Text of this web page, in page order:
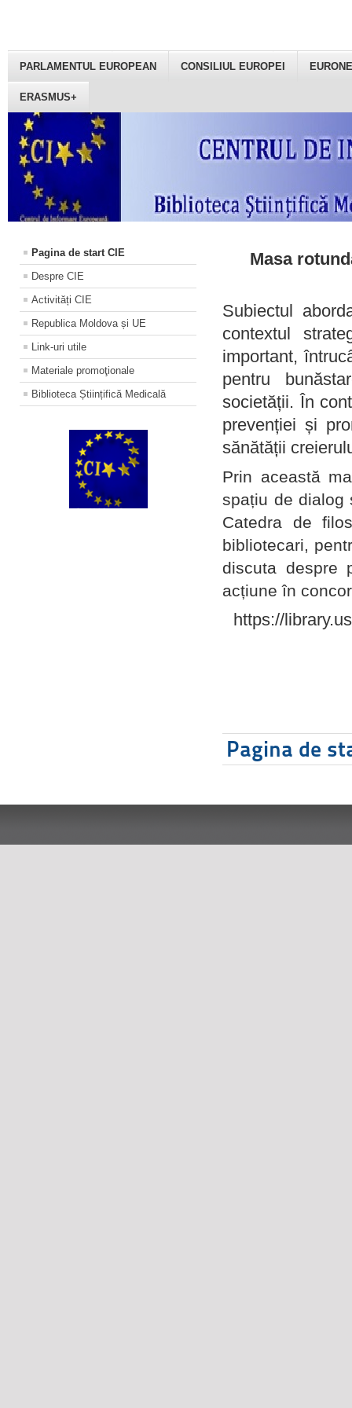
PARLAMENTUL EUROPEAN CONSILIUL EUROPEI
ERASMUS+
Pagina de start CIE
Despre CIE
Activități CIE
Republica Moldova și UE
Link-uri utile
Materiale promoţionale
Biblioteca Științifică Medicală
Masa
Subiectul
contextul
important,
pentru
societății. În
prevenției și
sănătății
Prin această
spațiu de dialog
Catedra de
bibliotecari,
discuta despre
acțiune în
https://
Pagina de